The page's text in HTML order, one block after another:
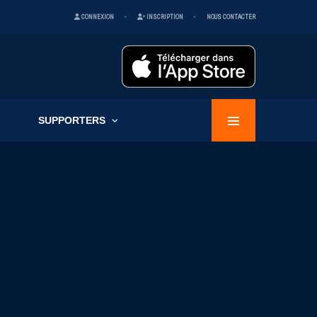
CONNEXION INSCRIPTION NOUS CONTACTER
SUPPORTERS